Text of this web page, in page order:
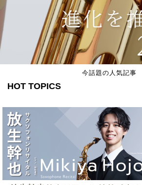
今話題の人気記事
HOT TOPICS